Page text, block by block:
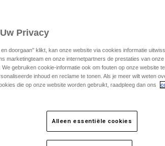
Privacy
doorgaan" klikt, kan onze website via cookies informatie
marketingteam en onze internetpartners de prestaties van
gebruiken cookie-informatie ook om fouten op onze website
inhoud en reclame te tonen. Als je meer wilt weten
die op onze website worden gebruikt, raadpleeg dan ons
Alleen essentiële cookies